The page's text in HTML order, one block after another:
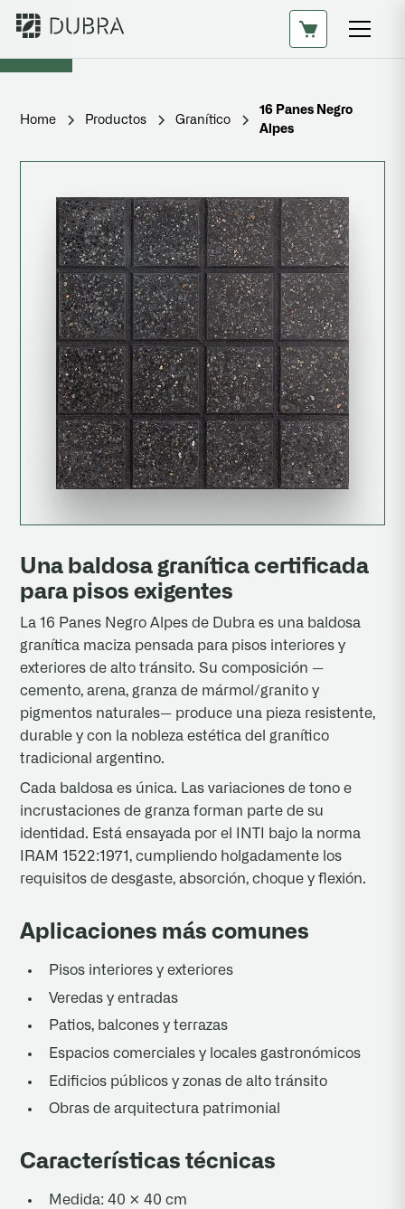
Home Productos Granítico
16 Panes Negro
Alpes
Una baldosa granítica certificada
para pisos exigentes
La 16 Panes Negro Alpes de Dubra es una baldosa
granítica maciza pensada para pisos interiores y
exteriores de alto tránsito. Su composición —
cemento, arena, granza de mármol/granito y
pigmentos naturales— produce una pieza resistente,
durable y con la nobleza estética del granítico
tradicional argentino.
Cada baldosa es única. Las variaciones de tono e
incrustaciones de granza forman parte de su
identidad. Está ensayada por el INTI bajo la norma
IRAM 1522:1971, cumpliendo holgadamente los
requisitos de desgaste, absorción, choque y flexión.
Aplicaciones más comunes
Pisos interiores y exteriores
Veredas y entradas
Patios, balcones y terrazas
Espacios comerciales y locales gastronómicos
Edificios públicos y zonas de alto tránsito
Obras de arquitectura patrimonial
Características técnicas
Medida: 40 × 40 cm